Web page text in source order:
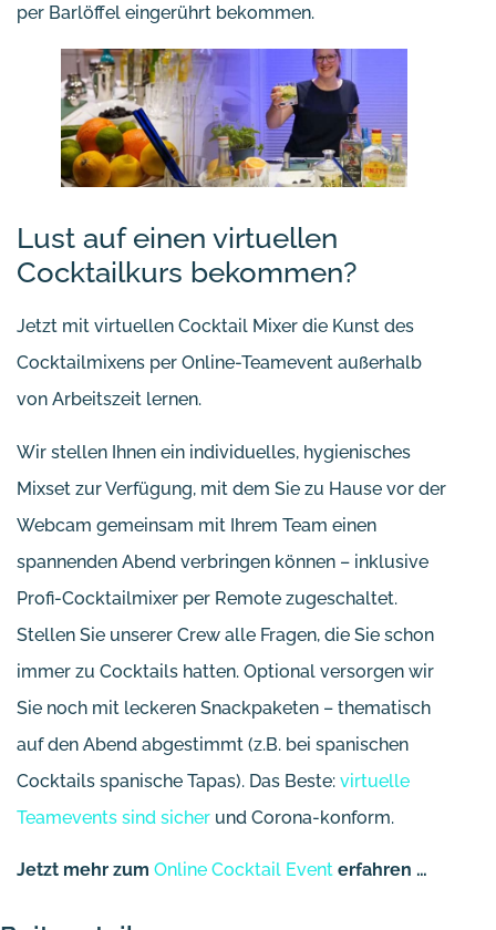
per Barlöffel eingerührt bekommen.
Lust auf einen virtuellen
Cocktailkurs bekommen?
Jetzt mit virtuellen Cocktail Mixer die Kunst des
Cocktailmixens per Online-Teamevent außerhalb
von Arbeitszeit lernen.
Wir stellen Ihnen ein individuelles, hygienisches
Mixset zur Verfügung, mit dem Sie zu Hause vor der
Webcam gemeinsam mit Ihrem Team einen
spannenden Abend verbringen können – inklusive
Profi-Cocktailmixer per Remote zugeschaltet.
Stellen Sie unserer Crew alle Fragen, die Sie schon
immer zu Cocktails hatten. Optional versorgen wir
Sie noch mit leckeren Snackpaketen – thematisch
auf den Abend abgestimmt (z.B. bei spanischen
Cocktails spanische Tapas). Das Beste: virtuelle
Teamevents sind sicher und Corona-konform.
Jetzt mehr zum Online Cocktail Event erfahren …